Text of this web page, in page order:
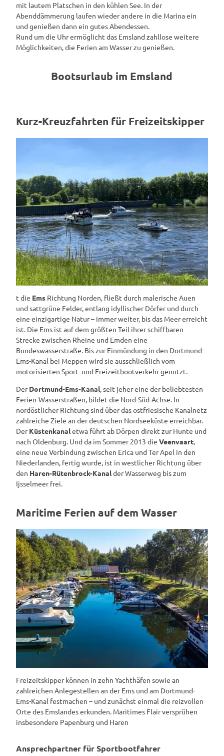
mit lautem Platschen in den kühlen See. In der
Abenddämmerung laufen wieder andere in die Marina ein
und genießen dann ein gutes Abendessen.
Rund um die Uhr ermöglicht das Emsland zahllose weitere
Möglichkeiten, die Ferien am Wasser zu genießen.
Bootsurlaub im Emsland
Kurz-Kreuzfahrten für Freizeitskipper
t die Ems Richtung Norden, fließt durch malerische Auen
und sattgrüne Felder, entlang idyllischer Dörfer und durch
eine einzigartige Natur – immer weiter, bis das Meer erreicht
ist. Die Ems ist auf dem größten Teil ihrer schiffbaren
Strecke zwischen Rheine und Emden eine
Bundeswasserstraße. Bis zur Einmündung in den Dortmund-
Ems-Kanal bei Meppen wird sie ausschließlich vom
motorisierten Sport- und Freizeitbootverkehr genutzt.
DerDortmund-Ems-Kanal, seit jeher eine der beliebtesten
Ferien-Wasserstraßen, bildet die Nord-Süd-Achse. In
nordöstlicher Richtung sind über das ostfriesische Kanalnetz
zahlreiche Ziele an der deutschen Nordseeküste erreichbar.
DerKüstenkanaletwa führt ab Dörpen direkt zur Hunte und
nach Oldenburg. Und da im Sommer 2013 die Veenvaart,
eine neue Verbindung zwischen Erica und Ter Apel in den
Niederlanden, fertig wurde, ist in westlicher Richtung über
den Haren-Rütenbrock-Kanalder Wasserweg bis zum
Ijsselmeer frei.
Maritime Ferien auf dem Wasser
Freizeitskipper können in zehn Yachthäfen sowie an
zahlreichen Anlegestellen an der Ems und am Dortmund-
Ems-Kanal festmachen – und zunächst einmal die reizvollen
Orte des Emslandes erkunden. Maritimes Flair versprühen
insbesondere Papenburg und Haren
Ansprechpartner für Sportbootfahrer